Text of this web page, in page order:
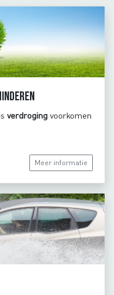
verdroging voorkomen
Meer informatie